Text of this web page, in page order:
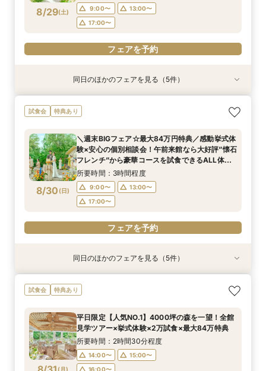
フェアを予約
フェアを予約
フェアを予約
8/29(土) 9:00〜
13:00〜
17:00〜
フェアを予約
特典あり
8/29(土)
＼2027年内★先行予約スタート／準備しっか
り！1件目来館◎五感で印象に残すチャペル見学×
試食＜最大84万円特典付＞
所要時間：2時間30分程度
9:00〜
13:00〜
17:00〜
フェアを予約
特典あり
8/29(土)
＼初見学におすすめ／おもてなし料理の贅沢試食
×都会の森を貸切る全館見学×個別相談会
9:00〜
13:00〜
17:00〜
フェアを予約
特典あり
8/29(土)
【料理重視必見】ゲスト想いの懐石フレンチ試食
×全館見学ツアー／専属プランナーと予算×準備
所要時間：3時間程度
9:00〜
13:00〜
17:00〜
フェアを予約
特典あり
8/29(土)
＜20～39名限定＞少人数・家族婚限定のお得プ
ランをご用意！専属プランナーによるじっくり相
所要時間：3時間程度
9:00〜
13:00〜
17:00〜
フェアを予約
特典あり
8/29(土)
【マイナビ限定☆最大84万円ご優待】＼チャペ
ル重視必見／話題の絶景チャペルで挙式体験
来館で豪華5品コース贅沢試食付★ドレス優待チ
ケット付フェア
所要時間：3時間程度
9:00〜
13:00〜
17:00〜
フェアを予約
同日のほかのフェアを見る（5件）
試食会 特典あり
8/30 (日)
＼週末BIGフェア☆最大84万円特典／感動挙式体
験×安心の個別相談会！午前来館なら大好評”懐石
フレンチ”から豪華コースを試食できるALL体
感！全館見学★来館時タクシー代3000円負担付
所要時間：3時間程度
9:00〜
13:00〜
17:00〜
フェアを予約
特典あり
8/30(日)
＼2027年内★先行予約スタート／準備しっか
り！1件目来館◎五感で印象に残すチャペル見学×
試食＜最大84万円特典付＞
所要時間：2時間30分程度
17:00〜
特典あり
8/30(日)
＼初見学におすすめ／おもてなし料理の贅沢試食
×都会の森を貸切る全館見学×個別相談会
9:00〜
13:00〜
17:00〜
フェアを予約
特典あり
8/30(日)
【料理重視必見】ゲスト想いの懐石フレンチ試食
×全館見学ツアー／専属プランナーと予算×準備
所要時間：3時間程度
17:00〜
特典あり
8/30(日)
＜20～39名限定＞少人数・家族婚限定のお得プ
ランをご用意！専属プランナーによるじっくり相
所要時間：3時間程度
17:00〜
特典あり
8/30(日)
【マイナビ限定☆最大84万円ご優待】＼チャペ
ル重視必見／話題の絶景チャペルで挙式体験
来館で豪華5品コース贅沢試食付★ドレス優待チ
ケット付フェア
所要時間：3時間程度
17:00〜
同日のほかのフェアを見る（5件）
試食会 特典あり
(月)
平日限定【人気NO.1】4000坪の森を一望！全館
見学ツアー×挙式体験×2万試食×最大84万特典
所要時間：2時間30分程度
14:00〜
15:00〜
16:00〜